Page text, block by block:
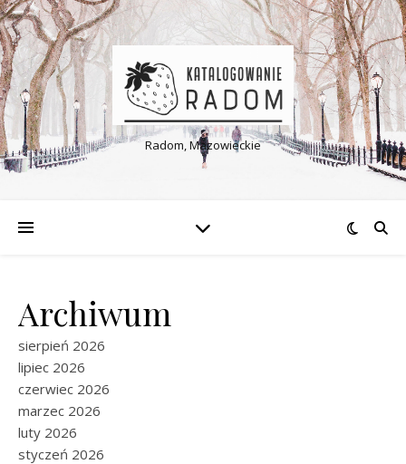
Radom, Mazowieckie
Archiwum
sierpień 2026
lipiec 2026
czerwiec 2026
marzec 2026
luty 2026
styczeń 2026